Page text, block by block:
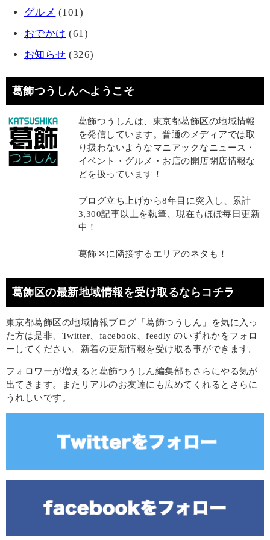
グルメ (101)
おでかけ (61)
お知らせ (326)
葛飾つうしんへようこそ
葛飾つうしんは、東京都葛飾区の地域情報
を発信しています。普通のメディアでは取
り扱わないようなマニアックなニュース・
イベント・グルメ・お店の開店閉店情報な
どを扱っています！
ブログ立ち上げから8年目に突入し、累計
3,300記事以上を執筆、現在もほぼ毎日更新
中！
葛飾区に隣接するエリアのネタも！
葛飾区の最新地域情報を受け取るならコチラ
東京都葛飾区の地域情報ブログ「葛飾つうしん」を気に入っ
た方は是非、Twitter、facebook、feedly のいずれかをフォロ
ーしてください。新着の更新情報を受け取る事ができます。
フォロワーが増えると葛飾つうしん編集部もさらにやる気が
出てきます。またリアルのお友達にも広めてくれるとさらに
うれしいです。